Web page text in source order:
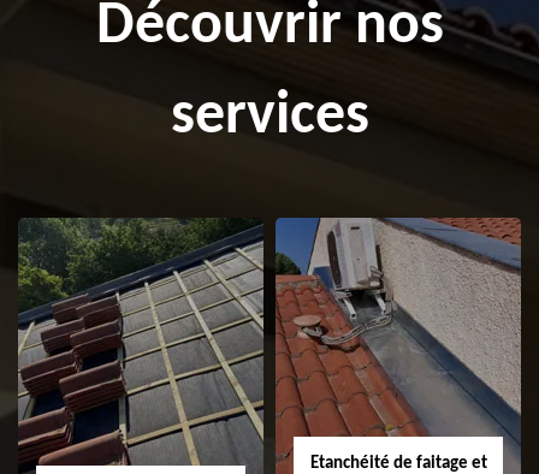
Découvrir nos
services
Etanchéité de faitage et